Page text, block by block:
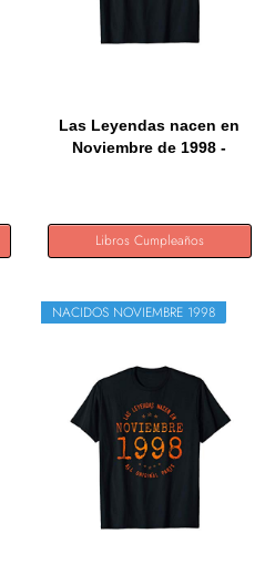
Las Leyendas nacen en
Noviembre de 1998 -
Libros Cumpleaños
NACIDOS NOVIEMBRE 1998